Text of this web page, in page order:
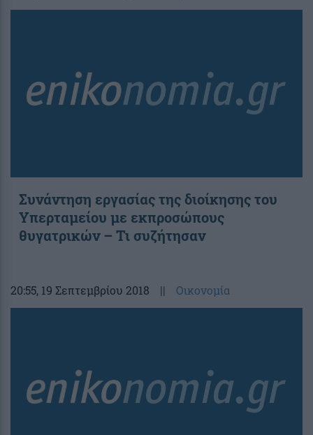
Συνάντηση εργασίας της διοίκησης του
Υπερταμείου με εκπροσώπους
θυγατρικών – Τι συζήτησαν
20:55, 19 Σεπτεμβρίου 2018 || Οικονομία